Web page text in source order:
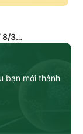
bạn mới thành
8/3